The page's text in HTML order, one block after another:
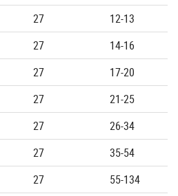
27
12-13
27
14-16
27
17-20
27
21-25
27
26-34
27
35-54
27
55-134